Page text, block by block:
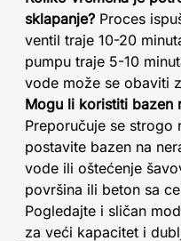
sklapanje? Proces
ventil traje 10-20
pumpu traje 5-10
vode može se obaviti
Mogu li koristiti bazen
Preporučuje se strogo
postavite bazen na
vode ili oštećenje
površina ili beton sa
Pogledajte i sličan
za veći kapacitet i